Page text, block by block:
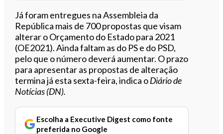
Ouvir este artigo
Já foram entregues na Assembleia da
República mais de 700 propostas que visam
alterar o Orçamento do Estado para 2021
(OE2021). Ainda faltam as do PS e do PSD,
pelo que o número deverá aumentar. O prazo
para apresentar as propostas de alteração
termina já esta sexta-feira, indica oDiário de
Notícias (DN).
Escolha a Executive Digest como fonte
preferida no Google